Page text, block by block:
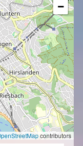
−
contributors